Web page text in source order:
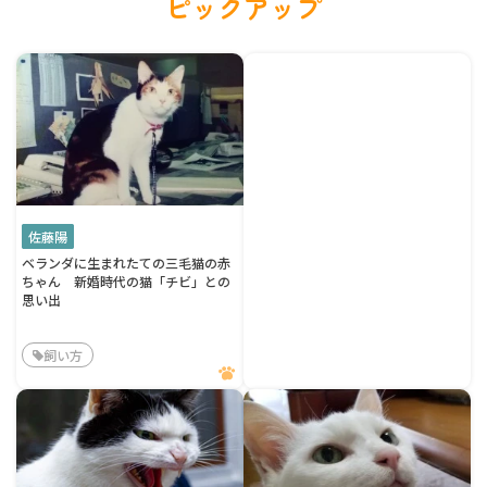
佐藤陽
ベランダに生まれたての三毛猫の赤
ちゃん 新婚時代の猫「チビ」との
思い出
飼い方